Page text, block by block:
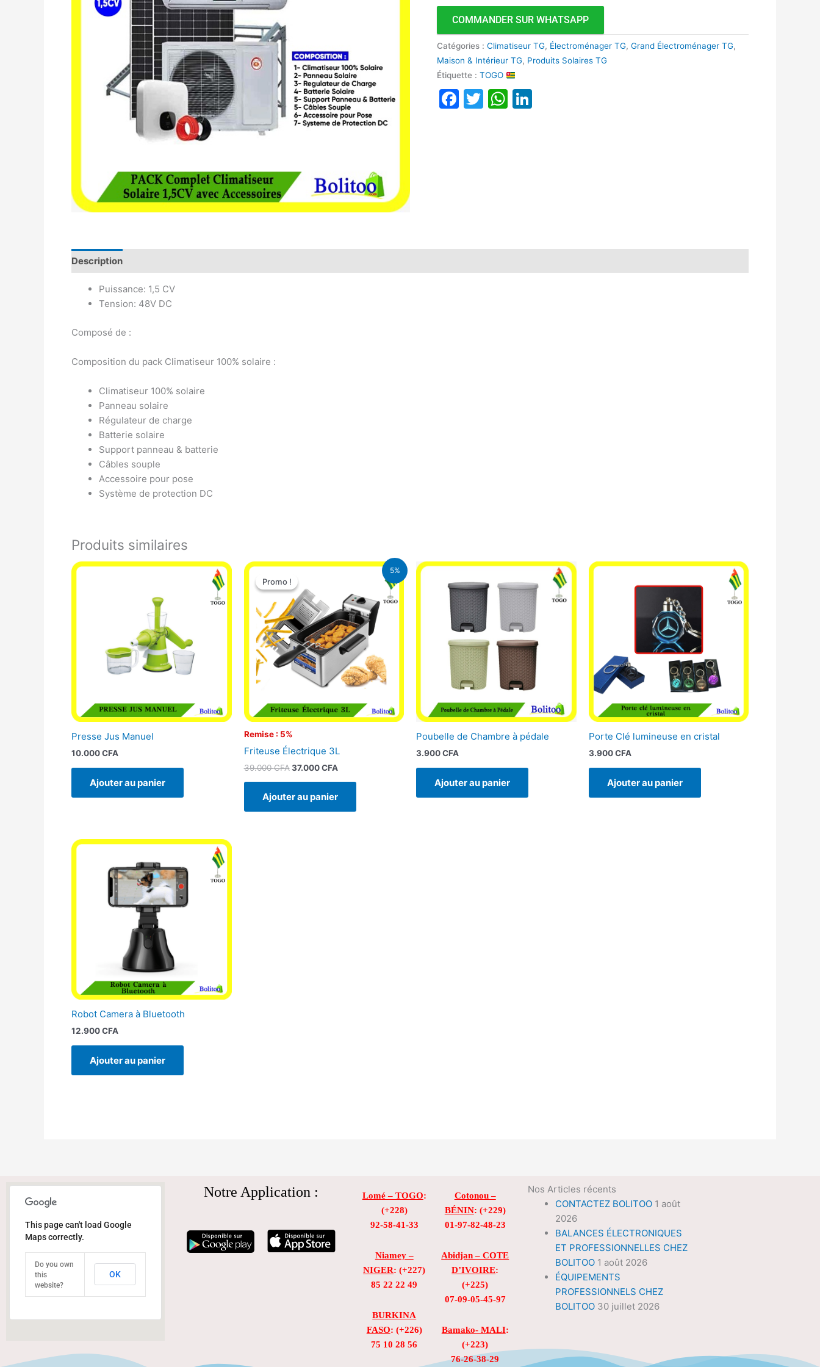
COMMANDER SUR WHATSAPP
Catégories :Climatiseur TG, Électroménager TG,Grand Électroménager TG,
Maison & Intérieur TG, Produits Solaires TG
Étiquette :TOGO
Facebook
TwitterWhatsApp
Description
Puissance: 1,5 CV
Tension: 48V DC
Composé de :
Composition du pack Climatiseur 100% solaire :
Climatiseur 100% solaire
Panneau solaire
Régulateur de charge
Batterie solaire
Support panneau & batterie
Câbles souple
Accessoire pour pose
Système de protection DC
Produits similaires
Presse Jus Manuel
10.000CFA
Ajouter au panier
5%
Promo !
Remise : 5%
Promo !
Friteuse Électrique 3L
39.000CFA
Le
prix
initial
était :
39.000 CFA.
37.000CFA
Le
est :
37.000 CFA.
Ajouter au panier
Poubelle de Chambre à pédale
3.900CFA
Ajouter au panier
Porte Clé lumineuse en cristal
3.900CFA
Ajouter au panier
Robot Camera à Bluetooth
12.900CFA
Ajouter au panier
This page can't load Google
Maps correctly.
Do you own
this
website?
OK
Notre Application : Lomé – TOGO:
(+228)
92-58-41-33
Niamey –
NIGER: (+227)
85 22 22 49
BURKINA
FASO: (+226)
75 10 28 56
Cotonou –
BÉNIN: (+229)
01-97-82-48-23
Abidjan – COTE
D’IVOIRE:
(+225)
07-09-05-45-97
Bamako- MALI:
(+223)
76-26-38-29
Nos Articles récents
CONTACTEZ BOLITOO 1 août
2026
BALANCES ÉLECTRONIQUES
ET PROFESSIONNELLES CHEZ
BOLITOO 1 août 2026
ÉQUIPEMENTS
PROFESSIONNELS CHEZ
BOLITOO 30 juillet 2026